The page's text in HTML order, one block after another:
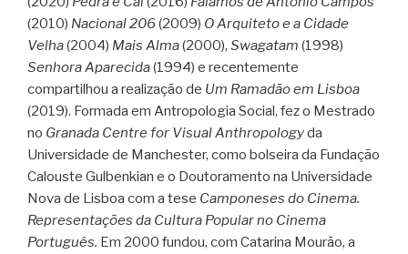
(2010) Nacional 206 (2009) O Arquiteto e a Cidade
Velha(2004) Mais Alma(2000), Swagatam (1998)
Senhora Aparecida(1994) e recentemente
compartilhou a realização de Um Ramadão em Lisboa
(2019). Formada em Antropologia Social, fez o Mestrado
no Granada Centre for Visual Anthropologyda
Universidade de Manchester, como bolseira da Fundação
Calouste Gulbenkian e o Doutoramento na Universidade
Nova de Lisboa com a tese Camponeses do Cinema.
Representações da Cultura Popular no Cinema
Português. Em 2000 fundou, com Catarina Mourão, a